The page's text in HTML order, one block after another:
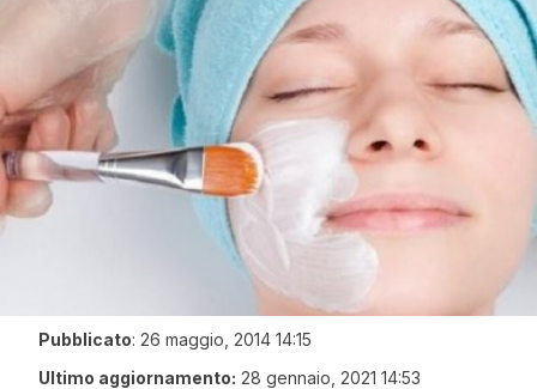
Pubblicato: 26 maggio, 2014 14:15
Ultimo aggiornamento: 28 gennaio, 2021 14:53